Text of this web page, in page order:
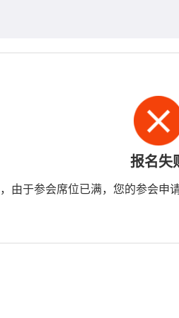
报名失
由于参会席位已满，您的参会申